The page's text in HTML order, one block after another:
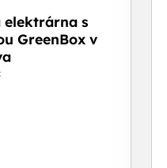
s
GreenBox v